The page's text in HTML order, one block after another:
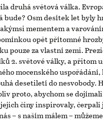
druhá světová válka.
bude? Osm desítek let byly
mementem a
opět přítomné
pouze za vlastní zemi.
2. světové války, a přitom
mocenského
desetiletí do nesvobody.
proto, abychom se
jejich činy inspirovaly, čerpali
– s naším málem –